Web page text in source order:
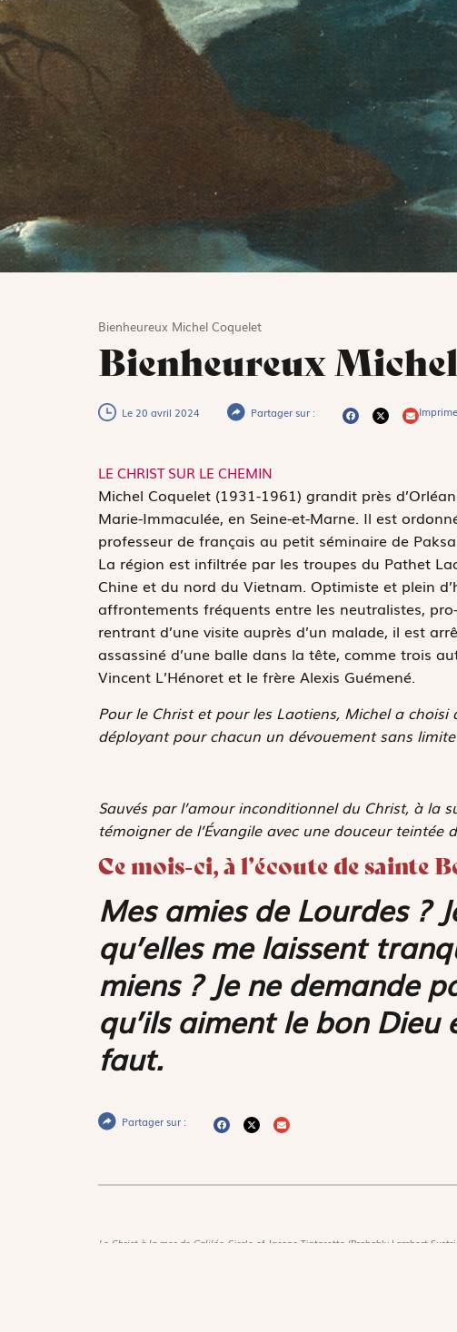
Bienheureux Michel Coquelet
Bienheureux
Le 20 avril 2024 Partager sur :
LE CHRIST SUR LE CHEMIN
Michel Coquelet (1931-1961) grandit près
Marie-Immaculée, en Seine-et-Marne. Il est
professeur de français au petit séminaire de
La région est infiltrée par les troupes du Pathet
Chine et du nord du Vietnam. Optimiste et plein
affrontements fréquents entre les neutralistes,
rentrant d’une visite auprès d’un malade, il est
assassiné d’une balle dans la tête, comme trois
Vincent L’Hénoret et le frère Alexis Guémené.
Pour le Christ et pour les Laotiens, Michel a
déployant pour chacun un dévouement sans
Sauvés par l’amour inconditionnel du Christ, à la
témoigner de l’Évangile avec une douceur teintée
Ce mois-ci, à l’écoute de sainte
Mes amies de Lourdes ?
qu’elles me laissent
miens ? Je ne demande
qu’ils aiment le bon Dieu
faut.
Partager sur :
Le Christ à la mer de Galilée, Circle of Jacopo Tintoretto (Probably Lambert